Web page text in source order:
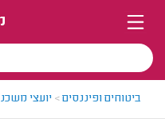
ביטוחים ופיננסים> יועצי